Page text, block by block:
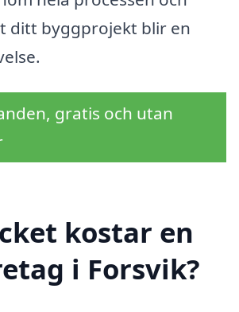
ditt byggprojekt blir en
gratis och utan
kostar en
i Forsvik?